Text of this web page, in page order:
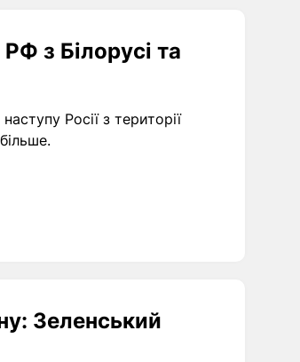
з Білорусі та
Росії з території
Зеленський